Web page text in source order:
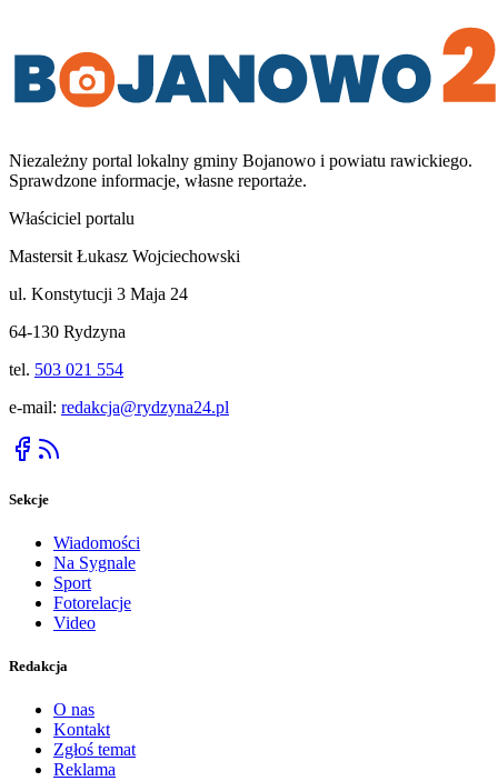
Niezależny portal lokalny gminy Bojanowo i powiatu rawickiego.
Sprawdzone informacje, własne reportaże.
Właściciel portalu
Mastersit Łukasz Wojciechowski
ul. Konstytucji 3 Maja 24
64-130 Rydzyna
tel. 503 021 554
e-mail: redakcja@rydzyna24.pl
Sekcje
Wiadomości
Na Sygnale
Sport
Fotorelacje
Video
Redakcja
O nas
Kontakt
Zgłoś temat
Reklama